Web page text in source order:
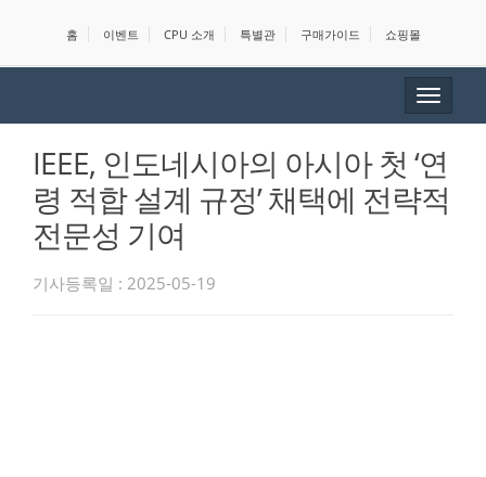
홈 이벤트 CPU 소개 특별관 구매가이드 쇼핑몰
Toggle
IEEE, 인도네시아의 아시아 첫 ‘연
령 적합 설계 규정’ 채택에 전략적
전문성 기여
기사등록일 : 2025-05-19